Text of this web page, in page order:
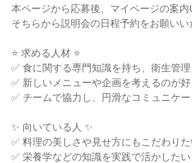
本ページから応募後、マイページの案内
そちらから説明会の日程予約をお願いい
⭐ 求める人材 ⭐
✅ 食に関する専門知識を持ち、衛生管
✅ 新しいメニューや企画を考えるのが
✅ チームで協力し、円滑なコミュニケ
✨ 向いている人 ✨
✅ 料理の美しさや見せ方にもこだわりた
✅ 栄養学などの知識を実践で活かしたい